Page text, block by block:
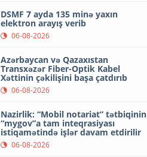
DSMF 7 ayda 135 minə yaxın
elektron arayış verib
06-08-2026
Azərbaycan və Qazaxıstan
Transxəzər Fiber-Optik Kabel
Xəttinin çəkilişini başa çatdırıb
06-08-2026
Nazirlik: “Mobil notariat” tətbiqinin
“mygov”a tam inteqrasiyası
istiqamətində işlər davam etdirilir
06-08-2026